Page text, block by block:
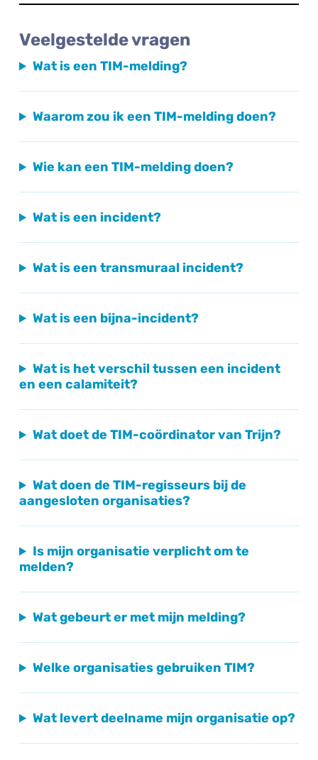
Veelgestelde vragen
Wat is een TIM-melding?
Waarom zou ik een TIM-melding doen?
Wie kan een TIM-melding doen?
Wat is een incident?
Wat is een transmuraal incident?
Wat is een bijna-incident?
Wat is het verschil tussen een incident
en een calamiteit?
Wat doet de TIM-coördinator van Trijn?
Wat doen de TIM-regisseurs bij de
aangesloten organisaties?
Is mijn organisatie verplicht om te
melden?
Wat gebeurt er met mijn melding?
Welke organisaties gebruiken TIM?
Wat levert deelname mijn organisatie op?